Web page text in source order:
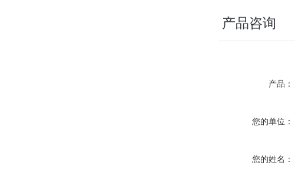
产品咨询
产品：
您的单位：
您的姓名：